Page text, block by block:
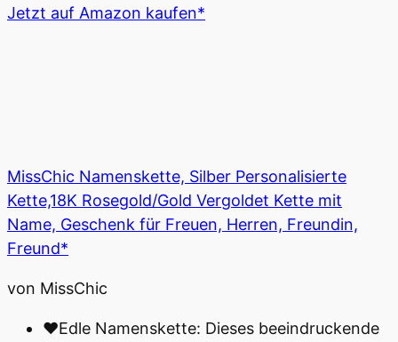
Jetzt auf Amazon kaufen*
MissChic Namenskette, Silber Personalisierte
Kette,18K Rosegold/Gold Vergoldet Kette mit
Name, Geschenk für Freuen, Herren, Freundin,
Freund*
von MissChic
♥Edle Namenskette: Dieses beeindruckende